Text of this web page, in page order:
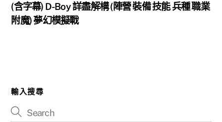
(含字幕) D-Boy 詳盡解構 (陣營 裝備 技能 兵種 職業
附魔) 夢幻模擬戰
輸入搜尋